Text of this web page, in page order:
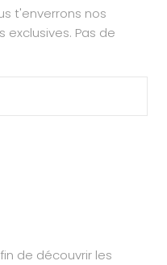
t'enverrons nos
Pas de
de découvrir les